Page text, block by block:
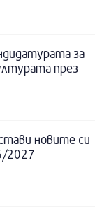
за
през
новите си
2027